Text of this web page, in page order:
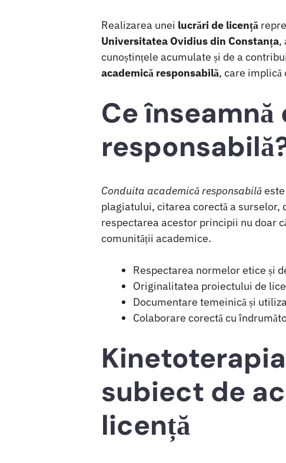
Realizarea unei lucrări de licență
Universitatea Ovidius din Constanța,
cunoștințele acumulate și de a
academică responsabilă, care
Ce
Conduita academică responsabilă
plagiatului, citarea corectă a surselor,
respectarea acestor principii nu doar
comunității academice.
Respectarea normelor etice și
Originalitatea proiectului de
Documentare temeinică și
Colaborare corectă cu
subiect de
licență